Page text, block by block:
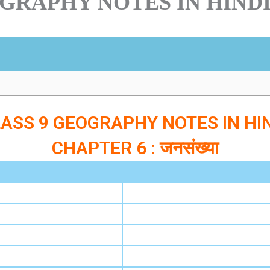
संबंधित महत्वपूर्ण तथ्यों को समझेंगे। साथ ही जनसंख्या घनत्व,
9 GEOGRAPHY NOTES IN
CHAPTER 6 : जनसंख्या